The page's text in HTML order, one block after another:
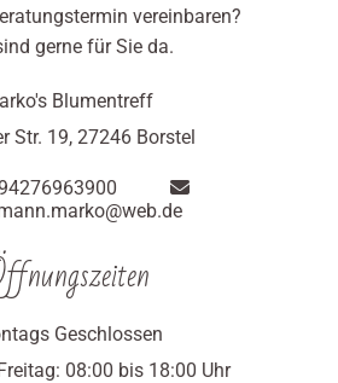
vereinbaren?
gerne für Sie da.
Blumentreff
Str. 19, 27246 Borstel

Geschlossen
08:00 bis 18:00 Uhr